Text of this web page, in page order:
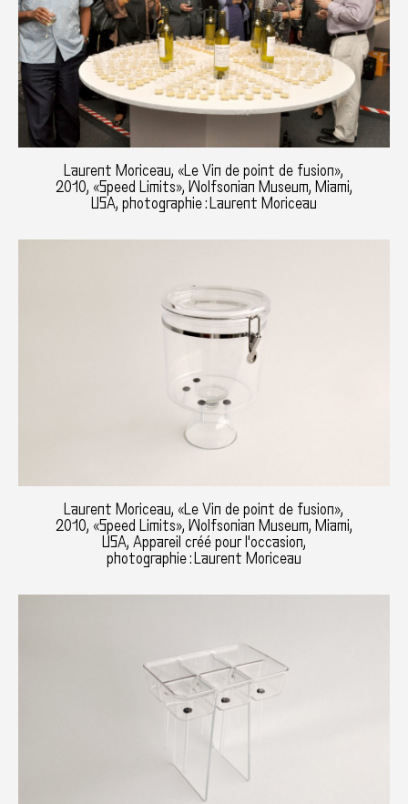
Laurent Moriceau, «Le Vin de point de fusion»,
2010, «Speed Limits», Wolfsonian Museum, Miami,
USA, photographie : Laurent Moriceau
Laurent Moriceau, «Le Vin de point de fusion»,
2010, «Speed Limits», Wolfsonian Museum, Miami,
USA, Appareil créé pour l'occasion,
photographie : Laurent Moriceau